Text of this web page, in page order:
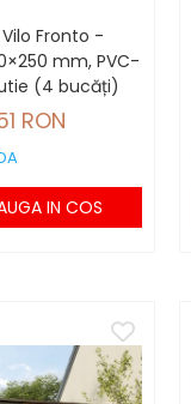
Fronto -
mm, PVC-
(4 bucăți)
RON
IN COS